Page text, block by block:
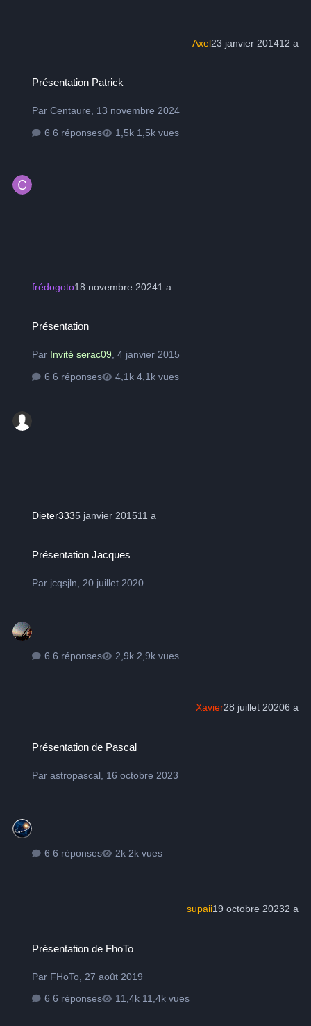
Axel23 janvier 201412 a
Présentation Patrick
ParCentaure
13 novembre 2024
6 réponses
1,5k vues
frédogoto18 novembre 20241 a
Présentation
Par Invité serac09 ,4 janvier 2015
6 réponses
4,1k vues
Dieter3335 janvier 201511 a
Présentation Jacques
Par jcqsjln 20 juillet 2020
6 réponses 2,9k vues
Xavier28 juillet 20206 a
Présentation de Pascal
Parastropascal 16 octobre 2023
6 réponses 2k vues
supaii19 octobre 20232 a
Présentation de FhoTo
Par FHoTo
27 août 2019
6 réponses
11,4k vues